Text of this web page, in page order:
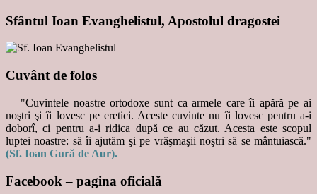
Sfântul Ioan Evanghelistul, Apostolul dragostei
Cuvânt de folos
"Cuvintele noastre ortodoxe sunt ca armele care îi apără pe ai
noştri şi îi lovesc pe eretici. Aceste cuvinte nu îi lovesc pentru a-i
doborî, ci pentru a-i ridica după ce au căzut. Acesta este scopul
luptei noastre: să îi ajutăm şi pe vrăşmaşii noştri să se mântuiască."
(Sf. Ioan Gură de Aur).
Facebook – pagina oficială